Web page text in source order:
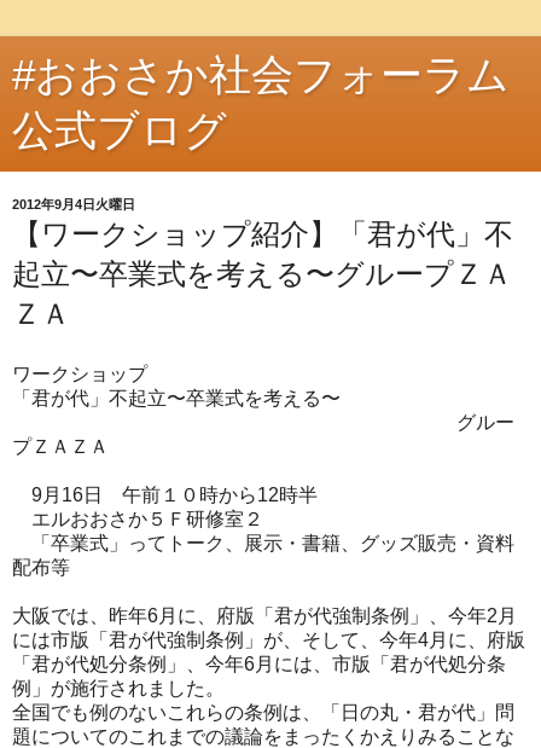
#おおさか社会フォーラム
公式ブログ
2012年9月4日火曜日
【ワークショップ紹介】「君が代」不
起立〜卒業式を考える〜グループＺＡ
ＺＡ
ワークショップ
「君が代」不起立〜卒業式を考える〜
グルー
プＺＡＺＡ
9月16日 午前１０時から12時半
エルおおさか５Ｆ研修室２
「卒業式」ってトーク、展示・書籍、グッズ販売・資料
配布等
大阪では、昨年6月に、府版「君が代強制条例」、今年2月
には市版「君が代強制条例」が、そして、今年4月に、府版
「君が代処分条例」、今年6月には、市版「君が代処分条
例」が施行されました。
全国でも例のないこれらの条例は、「日の丸・君が代」問
題についてのこれまでの議論をまったくかえりみることな